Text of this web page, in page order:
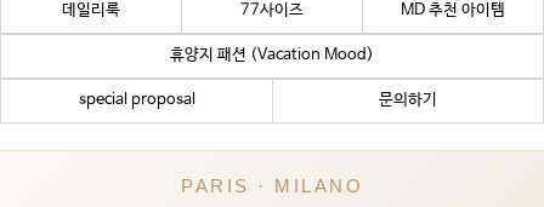
데일리룩 77사이즈 MD 추천 아이템
휴양지 패션 (Vacation Mood)
special proposal 문의하기
PARIS · MILANO